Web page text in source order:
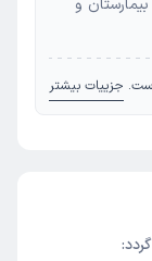
و
جزییات بیشتر